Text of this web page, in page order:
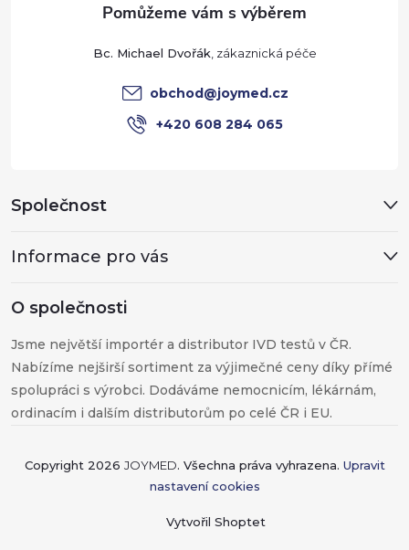
Bc. Michael Dvořák
obchod@joymed.cz
+420 608 284 065
Společnost
Informace pro vás
O společnosti
Jsme největší importér a distributor IVD testů v ČR.
Nabízíme nejširší sortiment za výjimečné ceny díky přímé
spolupráci s výrobci. Dodáváme nemocnicím, lékárnám,
ordinacím i dalším distributorům po celé ČR i EU.
Vytvořil Shoptet
Copyright 2026 JOYMED. Všechna práva vyhrazena. Upravit
nastavení cookies